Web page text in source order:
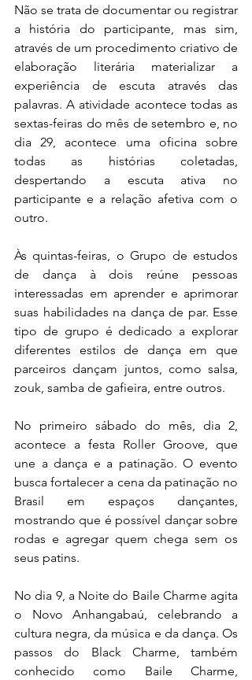
Não se trata de documentar ou registrar
a história do participante, mas sim,
através de um procedimento criativo de
elaboração literária materializar a
experiência de escuta através das
palavras. A atividade acontece todas as
sextas-feiras do mês de setembro e, no
dia 29, acontece uma oficina sobre
todas as histórias coletadas,
despertando a escuta ativa no
participante e a relação afetiva com o
outro.
Às quintas-feiras, o Grupo de estudos
de dança à dois reúne pessoas
interessadas em aprender e aprimorar
suas habilidades na dança de par. Esse
tipo de grupo é dedicado a explorar
diferentes estilos de dança em que
parceiros dançam juntos, como salsa,
zouk, samba de gafieira, entre outros.
No primeiro sábado do mês, dia 2,
acontece a festa Roller Groove, que
une a dança e a patinação. O evento
busca fortalecer a cena da patinação no
Brasil em espaços dançantes,
mostrando que é possível dançar sobre
rodas e agregar quem chega sem os
seus patins.
No dia 9, a Noite do Baile Charme agita
o Novo Anhangabaú, celebrando a
cultura negra, da música e da dança. Os
passos do Black Charme, também
conhecido como Baile Charme,